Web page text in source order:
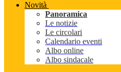
Novità
Panoramica
Le notizie
Le circolari
Calendario eventi
Albo online
Albo sindacale